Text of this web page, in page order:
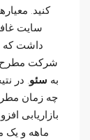
کنید.
سایت
شرکت مطرح و
به سئو. در
چه زمان
بازاریابی
ماهه و یک